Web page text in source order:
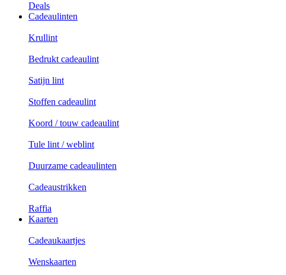
Deals
Cadeaulinten
Krullint
Bedrukt cadeaulint
Satijn lint
Stoffen cadeaulint
Koord / touw cadeaulint
Tule lint / weblint
Duurzame cadeaulinten
Cadeaustrikken
Raffia
Kaarten
Cadeaukaartjes
Wenskaarten